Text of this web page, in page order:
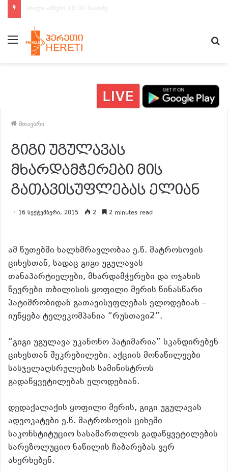
ახალი ამბები 15:00 საათზე
მენიუ
მთავარი
გიგი უგულავას
მხარდამჭერები მის
გათავისუფლებას ელიან
16 სექტემბერი, 2015 2 2 minutes read
ამ წუთებში ხალხმრავლობაა ე.წ. მატროსოვის
ციხესთან, სადაც გიგი უგულავას
თანაპარტიელები, მხარდამჭერები და ოჯახის
წევრები თბილისის ყოფილი მერის წინასწარი
პატიმრობიდან გათავისუფლებას ელოდებიან –
იუწყება ტელეკომპანია “რუსთავი2”.
“გიგი უგულავა უკანონო პატიმარია” სკანდირებენ
ციხესთან შეკრებილები. აქციის მონაწილეები
სასჯელაღსრულების სამინისტროს
გადაწყვეტილებას ელოდებიან.
დედაქალაქის ყოფილი მერის, გიგი უგულავას
ადვოკატები ე.წ. მატროსოვის ციხეში
საკონსტიტუციო სასამართლოს გადაწყვეტილების
სარეზოლუციო ნაწილის ჩაბარებას ვერ
ახერხებენ.